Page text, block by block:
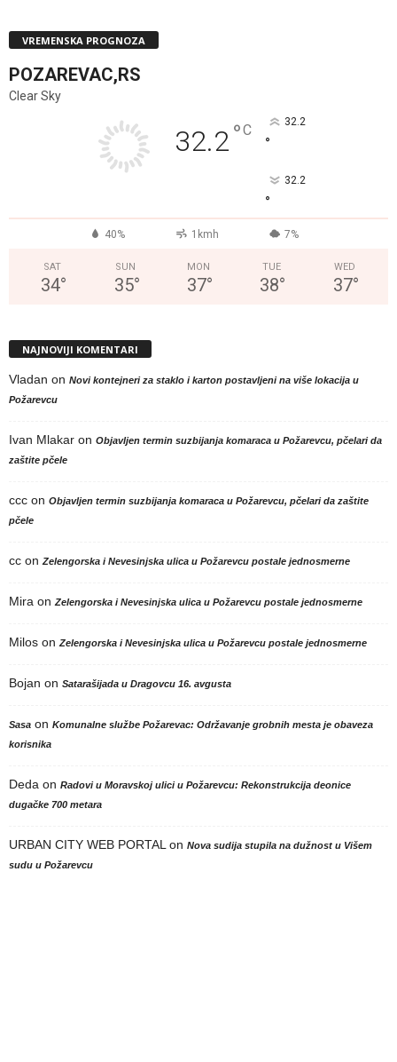
VREMENSKA PROGNOZA
POZAREVAC,RS
Clear Sky
32.2°C 32.2
°
32.2
°
40% 1kmh 7%
SAT
34°
SUN
35°
MON
37°
TUE
38°
WED
37°
NAJNOVIJI KOMENTARI
Vladan on Novi kontejneri za staklo i karton postavljeni na više lokacija u
Požarevcu
Ivan Mlakar on Objavljen termin suzbijanja komaraca u Požarevcu, pčelari da
zaštite pčele
ccc on Objavljen termin suzbijanja komaraca u Požarevcu, pčelari da zaštite
pčele
cc on Zelengorska i Nevesinjska ulica u Požarevcu postale jednosmerne
Mira on Zelengorska i Nevesinjska ulica u Požarevcu postale jednosmerne
Milos on Zelengorska i Nevesinjska ulica u Požarevcu postale jednosmerne
Bojan on Satarašijada u Dragovcu 16. avgusta
Sasa on Komunalne službe Požarevac: Održavanje grobnih mesta je obaveza
korisnika
Deda on Radovi u Moravskoj ulici u Požarevcu: Rekonstrukcija deonice
dugačke 700 metara
URBAN CITY WEB PORTAL on Nova sudija stupila na dužnost u Višem
sudu u Požarevcu